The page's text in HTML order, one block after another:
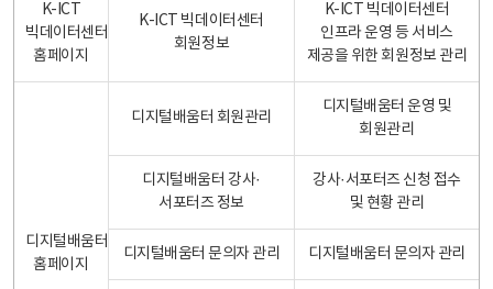
K-ICT
빅데이터센터
홈페이지
K-ICT 빅데이터센터
회원정보
K-ICT 빅데이터센터
인프라 운영 등 서비스
제공을 위한 회원정보 관리
디지털배움터
홈페이지
디지털배움터 회원관리
디지털배움터 운영 및
회원관리
디지털배움터 강사·
서포터즈 정보
강사·서포터즈 신청 접수
및 현황 관리
디지털배움터 문의자 관리 디지털배움터 문의자 관리